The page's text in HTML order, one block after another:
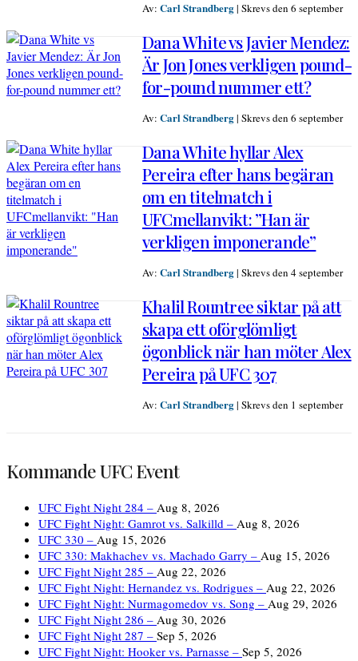
Av: Carl Strandberg| Skrevs den 6 september
Dana White vs Javier Mendez:
Är Jon Jones verkligen pound-
for-pound nummer ett?
Av: Carl Strandberg| Skrevs den 6 september
Dana White hyllar Alex
Pereira efter hans begäran
om en titelmatch i
UFCmellanvikt: ”Han är
verkligen imponerande”
Av: Carl Strandberg| Skrevs den 4 september
Khalil Rountree siktar på att
skapa ett oförglömligt
ögonblick när han möter Alex
Pereira på UFC 307
Av: Carl Strandberg| Skrevs den 1 september
Kommande UFC Event
UFC Fight Night 284 – Aug 8, 2026
UFC Fight Night: Gamrot vs. Salkilld – Aug 8, 2026
UFC 330 – Aug 15, 2026
UFC 330: Makhachev vs. Machado Garry – Aug 15, 2026
UFC Fight Night 285 – Aug 22, 2026
UFC Fight Night: Hernandez vs. Rodrigues – Aug 22, 2026
UFC Fight Night: Nurmagomedov vs. Song – Aug 29, 2026
UFC Fight Night 286 – Aug 30, 2026
UFC Fight Night 287 – Sep 5, 2026
UFC Fight Night: Hooker vs. Parnasse – Sep 5, 2026